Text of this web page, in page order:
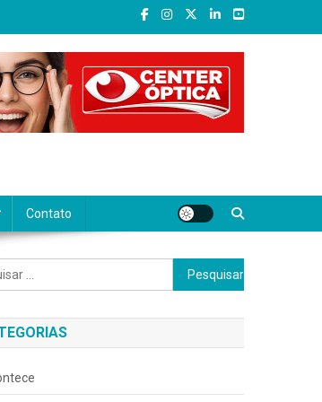
valorizando as histórias, vozes e desafios do
Contato
Pesquisar
por: